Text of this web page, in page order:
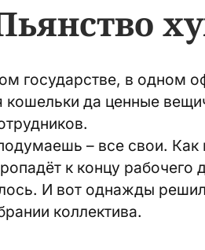
государстве, в одном
кошельки да ценные
– все свои. Как
к концу
И вот однажды
коллектива.